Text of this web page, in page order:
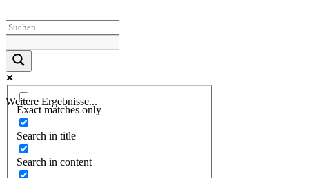
Weitere Ergebnisse...
Exact matches only
Search in title
Search in content